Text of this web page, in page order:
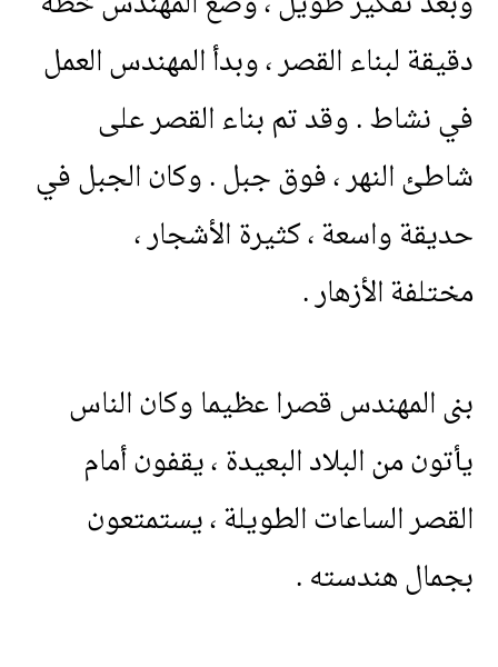
دقيقة لبناء القصر ، وبدأ المهندس العمل
في نشاط . وقد تم بناء القصر على
شاطئ النهر ، فوق جبل . وكان الجبل في
حديقة واسعة ،كثيرة الأشجار ،
مختلفة الأزهار .
بنى المهندس قصرا عظيما وكان الناس
يأتون من البلاد البعيدة ، يقفون أمام
القصر الساعات الطويلة ، يستمتعون
بجمال هندسته .